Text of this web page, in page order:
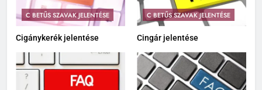
C BETŰS SZAVAK JELENTÉSE
Cigánykerék jelentése
C BETŰS SZAVAK JELENTÉSE
Cingár jelentése